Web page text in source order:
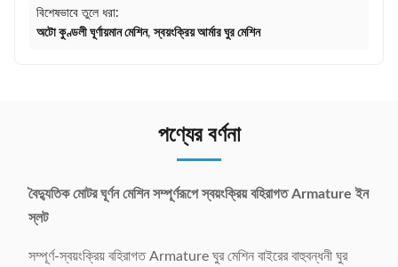
বিশেষভাবে তুলে ধরা:
অটো কুণ্ডলী ঘূর্ণায়মান মেশিন,স্বয়ংক্রিয় আর্মার ঘুর মেশিন
পণ্যের বর্ণনা
বৈদ্যুতিক মোটর ঘূর্ণন মেশিন সম্পূর্ণরূপে স্বয়ংক্রিয় বহিরাগত Armature ইন
স্লট
সম্পূর্ণ-স্বয়ংক্রিয় বহিরাগত Armature ঘুর মেশিন বাইরের বাহুবন্ধনী ঘুর